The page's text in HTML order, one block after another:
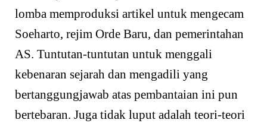
lomba memproduksi artikel untuk mengecam
Soeharto, rejim Orde Baru, dan pemerintahan
AS. Tuntutan-tuntutan untuk menggali
kebenaran sejarah dan mengadili yang
bertanggungjawab atas pembantaian ini pun
bertebaran. Juga tidak luput adalah teori-teori